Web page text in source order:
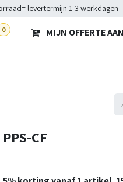
levertermijn 1-3
0 MIJN OFFERTE
PPS-CF